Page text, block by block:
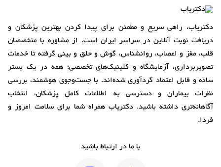
دکتریاب، راهی سریع و مطمئن برای پیدا کردن بهترین پزشکان و
دریافت نوبت آنلاین در سراسر ایران است. از مشاوره با متخصصان
قلب، مغز و اعصاب، روانشناس، گوش و حلق و بینی گرفته تا خدمات
تصویربرداری، آزمایشگاه و کلینیک‌های تخصصی؛ همه در یک بستر
ساده و قابل اعتماد گردآوری شده‌اند. با جست‌وجوی هوشمند، بررسی
نظرات بیماران و دسترسی به اطلاعات کامل پزشکان، انتخاب
آگاهانه‌تری داشته باشید. دکتریاب همراه شما برای سلامت امروز و
فردا.
با ما در ارتباط باشید